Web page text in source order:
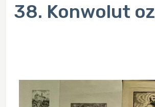
38. Konwolut